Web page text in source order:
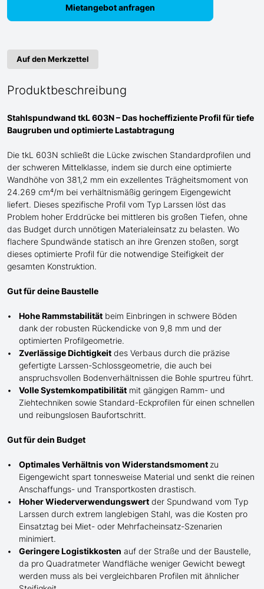
Mietangebot anfragen
Auf den Merkzettel
Produktbeschreibung
Stahlspundwand tkL 603N – Das hocheffiziente Profil für tiefe
Baugruben und optimierte Lastabtragung
Die tkL 603N schließt die Lücke zwischen Standardprofilen und
der schweren Mittelklasse, indem sie durch eine optimierte
Wandhöhe von 381,2 mm ein exzellentes Trägheitsmoment von
24.269 cm⁴/m bei verhältnismäßig geringem Eigengewicht
liefert. Dieses spezifische Profil vom Typ Larssen löst das
Problem hoher Erddrücke bei mittleren bis großen Tiefen, ohne
das Budget durch unnötigen Materialeinsatz zu belasten. Wo
flachere Spundwände statisch an ihre Grenzen stoßen, sorgt
dieses optimierte Profil für die notwendige Steifigkeit der
gesamten Konstruktion.
Gut für deine Baustelle
Hohe Rammstabilität beim Einbringen in schwere Böden
dank der robusten Rückendicke von 9,8 mm und der
optimierten Profilgeometrie.
Zverlässige Dichtigkeit des Verbaus durch die präzise
gefertigte Larssen-Schlossgeometrie, die auch bei
anspruchsvollen Bodenverhältnissen die Bohle spurtreu führt.
Volle Systemkompatibilität mit gängigen Ramm- und
Ziehtechniken sowie Standard-Eckprofilen für einen schnellen
und reibungslosen Baufortschritt.
Gut für dein Budget
Optimales Verhältnis von Widerstandsmoment zu
Eigengewicht spart tonnesweise Material und senkt die reinen
Anschaffungs- und Transportkosten drastisch.
Hoher Wiederverwendungswert der Spundwand vom Typ
Larssen durch extrem langlebigen Stahl, was die Kosten pro
Einsatztag bei Miet- oder Mehrfacheinsatz-Szenarien
minimiert.
Geringere Logistikkosten auf der Straße und der Baustelle,
da pro Quadratmeter Wandfläche weniger Gewicht bewegt
werden muss als bei vergleichbaren Profilen mit ähnlicher